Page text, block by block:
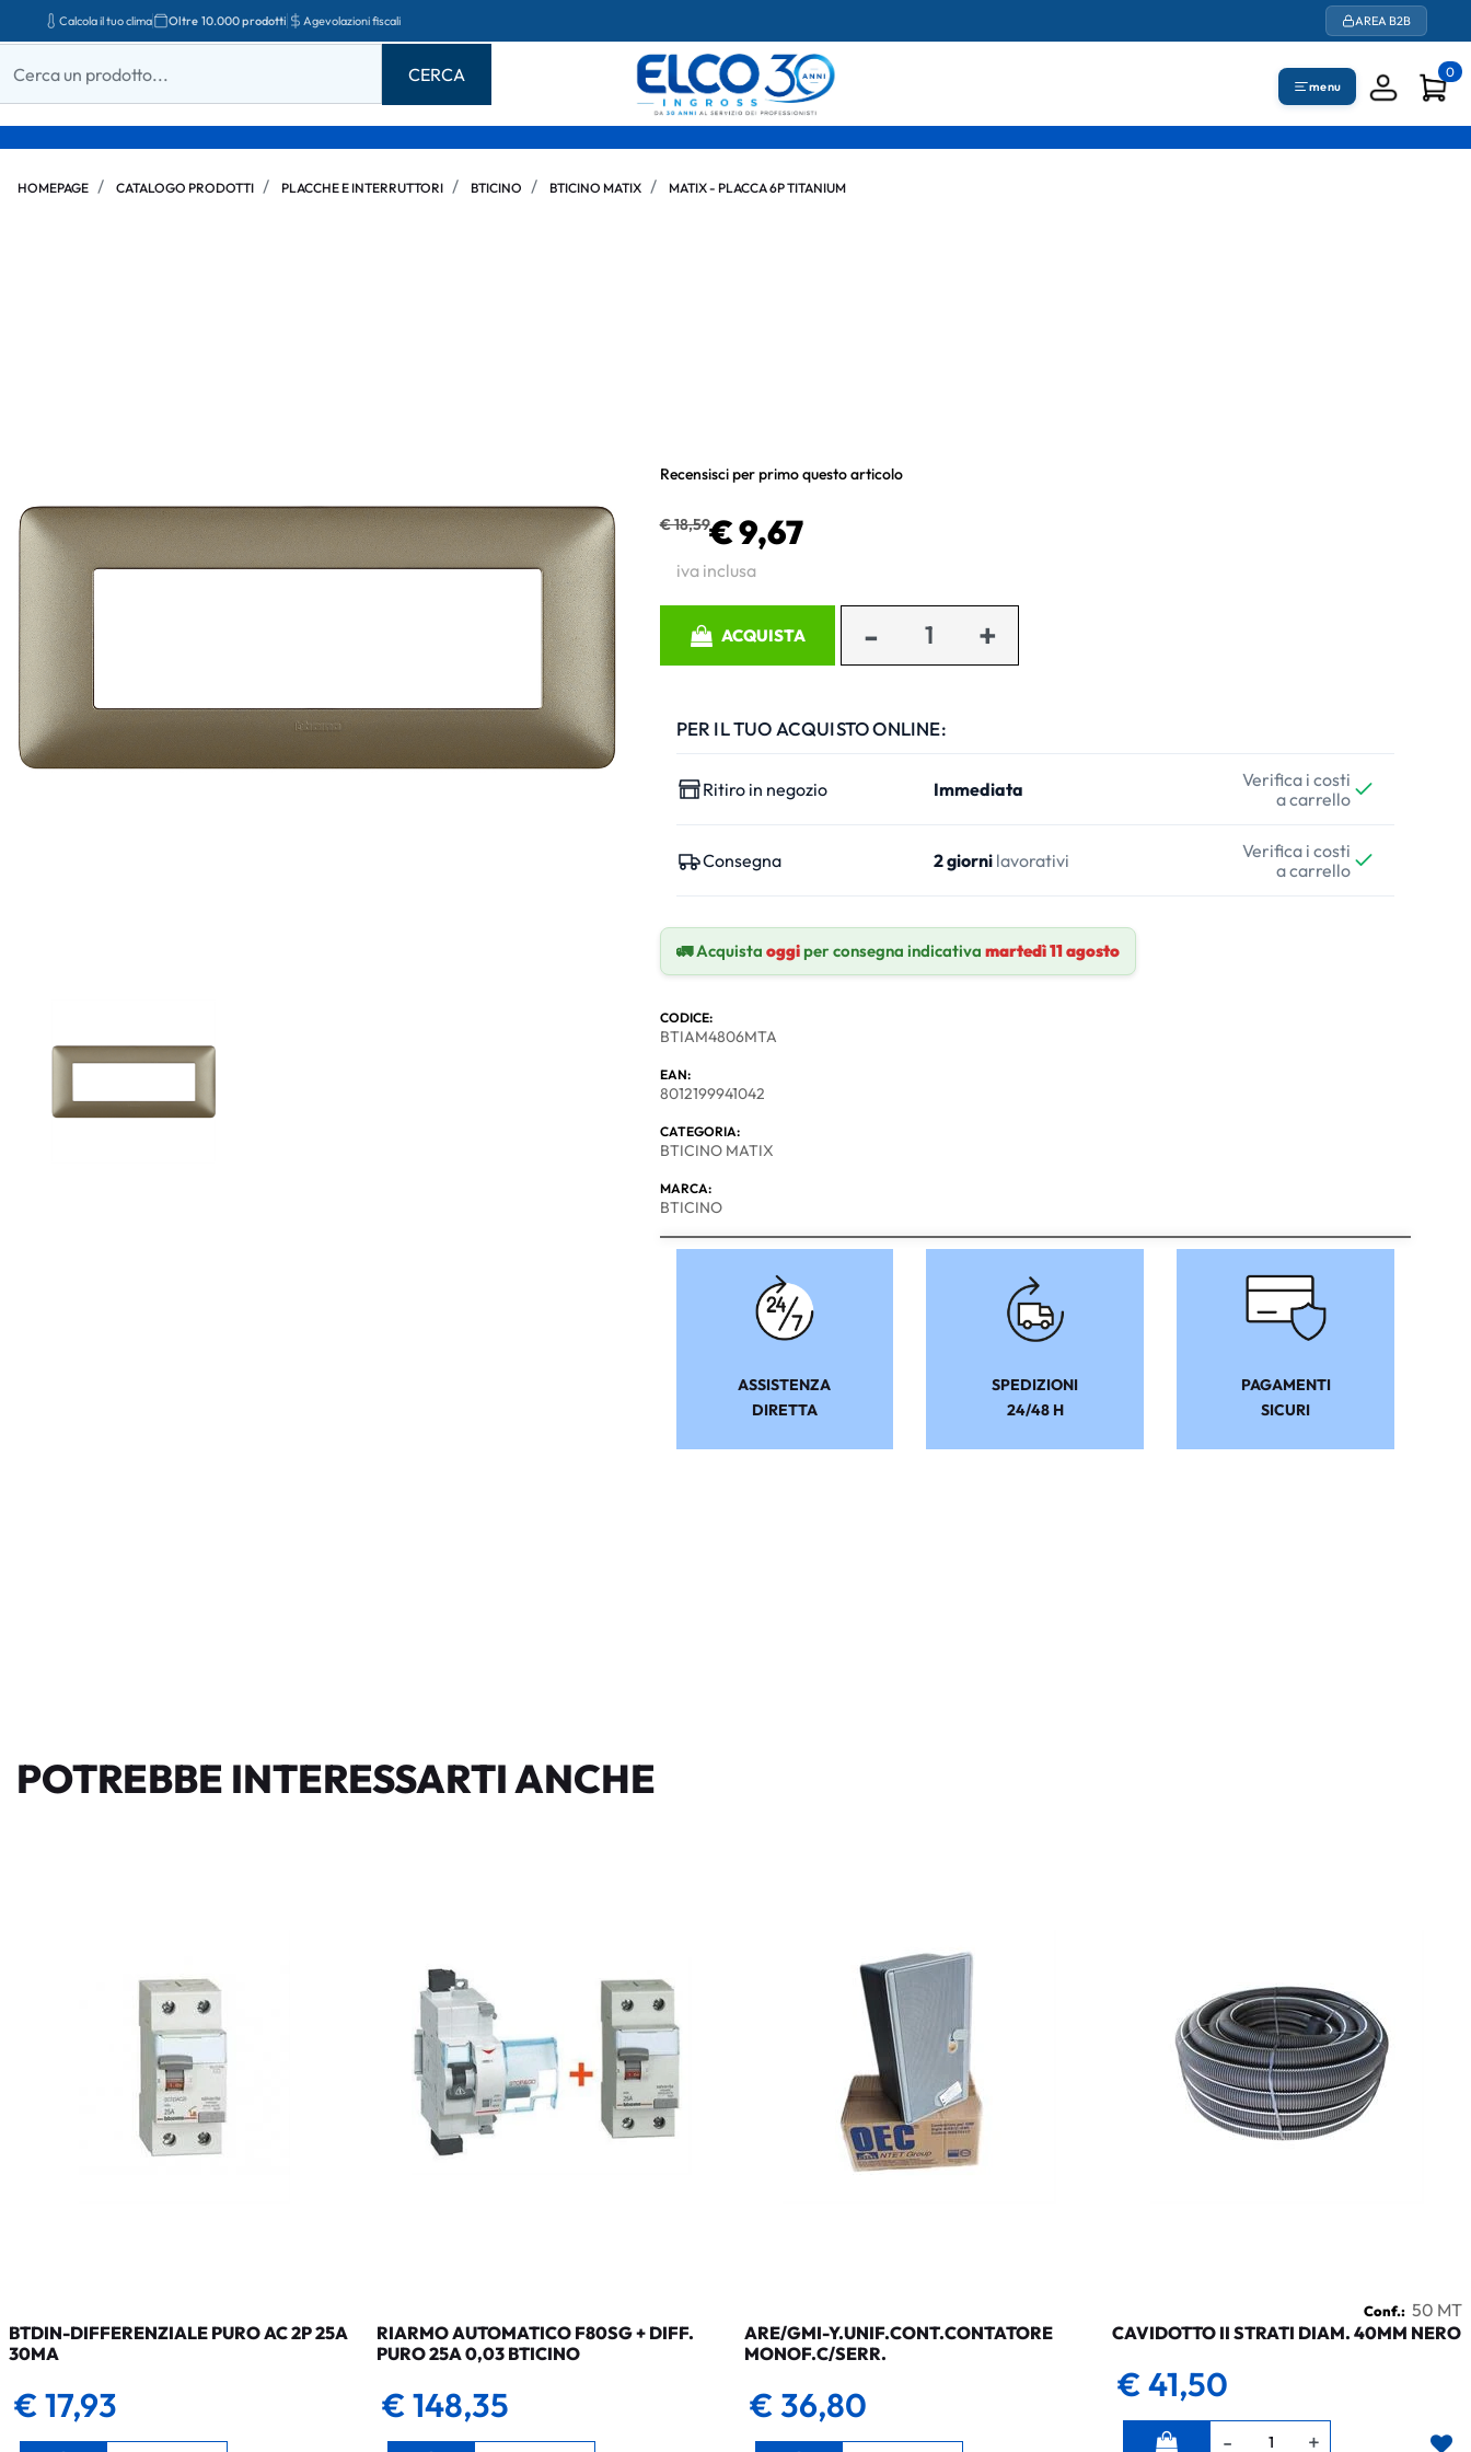
Calcola il tuo clima Oltre 10.000 prodotti Agevolazioni fiscali AREA B2B
menu
0
HOMEPAGE CATALOGO PRODOTTI PLACCHE E INTERRUTTORI BTICINO BTICINO MATIX MATIX - PLACCA 6P TITANIUM
Recensisci per primo questo articolo
€ 18,59€ 9,67
iva inclusa
ACQUISTA
PER IL TUO ACQUISTO ONLINE:
Ritiro in negozio Immediata
Verifica i costi
a carrello
Consegna 2 giornilavorativi
Verifica i costi
a carrello
🚛 Acquista oggiper consegna indicativa martedì 11 agosto
CODICE:
BTIAM4806MTA
EAN:
8012199941042
CATEGORIA:
BTICINO MATIX
MARCA:
BTICINO
ASSISTENZA
DIRETTA
SPEDIZIONI
24/48 H
PAGAMENTI
SICURI
POTREBBE INTERESSARTI ANCHE
BTDIN-DIFFERENZIALE PURO AC 2P 25A
30MA
€ 17,93
RIARMO AUTOMATICO F80SG + DIFF.
PURO 25A 0,03 BTICINO
€ 148,35
ARE/GMI-Y.UNIF.CONT.CONTATORE
MONOF.C/SERR.
€ 36,80
Conf.: 50 MT
CAVIDOTTO II STRATI DIAM. 40MM NERO
€ 41,50
Quantità